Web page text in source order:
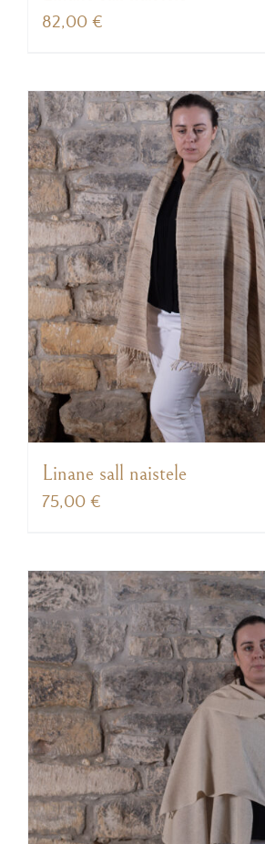
82,00 €
Linane sall naistele
75,00 €